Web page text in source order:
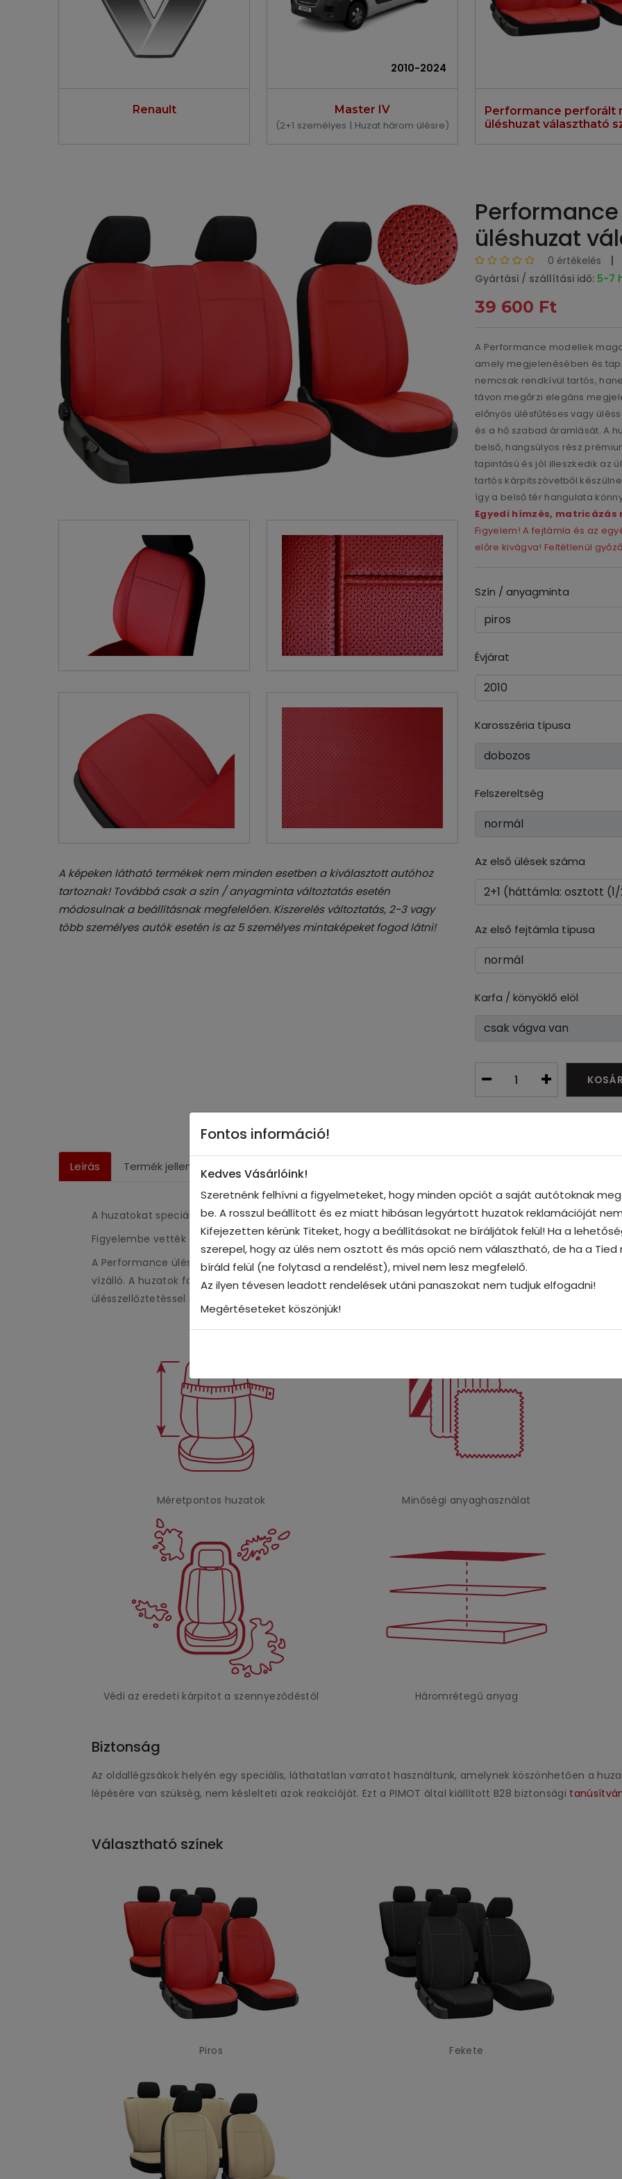
Renault
2010-2024
Master IV
(2+1 személyes | Huzat három ülésre)
Performance perforált
üléshuzat választható
A képeken látható termékek nem minden esetben a kiválasztott autóhoz
tartoznak! Továbbá csak a szín / anyagminta változtatás esetén
módosulnak a beállításnak megfelelően. Kiszerelés változtatás, 2-3 vagy
több személyes autók esetén is az 5 személyes mintaképeket fogod látni!
üléshuzat
0 értékelés
Gyártási / szállítási idő: 5-7
39 600 Ft
A Performance modellek
amely megjelenésében és
nemcsak rendkívül tartós,
távon megőrzi elegáns
előnyös ülésfűtéses vagy
és a hő szabad áramlását. A
belső, hangsúlyos rész
tapintású és jól illeszkedik az
tartós kárpitszövetből
így a belső tér hangulata
Egyedi hímzés, matricázás
Figyelem! A fejtámla és az
előre kivágva! Feltétlenül
Szín / anyagminta
Évjárat
Karosszéria típusa
Felszereltség
Az első ülések száma
Az első fejtámla típusa
Karfa / könyöklő elöl
Leírás Termék jellemzői Gyártás infó
A huzatokat speciálisan ehhez a modellhez tervezték és szabták testre, hogy az ülések gyári
Figyelembe vették a típus kárpitozásának egyes elemeit. Ez biztosítja, hogy az ülések megőrzik teljes
A Performance üléshuzat kiváló minőségű öko-bőrből készül, ami a természetes bőr szerkezetéhez
vízálló. A huzatok fokozott kopásállósággal rendelkeznek. A Performance üléshuzatok anyaga
ülésszellőztetéssel rendelkező autókhou
Méretpontos huzatok Minőségi anyaghasználat
Védi az eredeti kárpitot a szennyeződéstől Háromrétegű anyag
Biztonság
Az oldallégzsákok helyén egy speciális, láthatatlan varratot használtunk, amelynek köszönhetően a
lépésére van szükség, nem késlelteti azok reakcióját. Ezt a PIMOT által kiállított B28 biztonsági
Választható színek
Piros Fekete
Fontos információ!
Kedves Vásárlóink!
Szeretnénk felhívni a figyelmeteket, hogy minden opciót a saját autótoknak
be. A rosszul beállított és ez miatt hibásan legyártott huzatok reklamációját
Kifejezetten kérünk Titeket, hogy a beállításokat ne bíráljátok felül! Ha a
szerepel, hogy az ülés nem osztott és más opció nem választható, de ha a Tied
bíráld felül (ne folytasd a rendelést), mivel nem lesz megfelelő.
Az ilyen tévesen leadott rendelések utáni panaszokat nem tudjuk elfogadni!
Megértéseteket köszönjük!